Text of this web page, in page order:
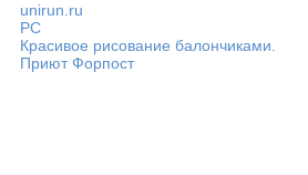
unirun.ru
PC
Красивое рисование балончиками.
Приют Форпост